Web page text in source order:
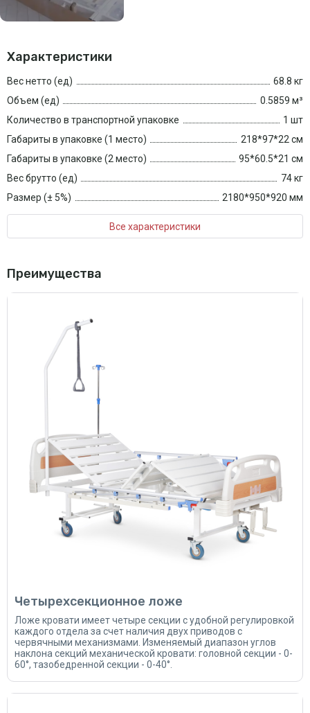
Характеристики
Вес нетто (ед)
68.8 кг
Объем (ед)
0.5859 м³
Количество в транспортной упаковке
1 шт
Габариты в упаковке (1 место)
218*97*22 см
Габариты в упаковке (2 место)
95*60.5*21 см
Вес брутто (ед)
74 кг
Размер (± 5%)
2180*950*920 мм
Все характеристики
Преимущества
Четырехсекционное ложе
Ложе кровати имеет четыре секции с удобной регулировкой
каждого отдела за счет наличия двух приводов с
червячными механизмами. Изменяемый диапазон углов
наклона секций механической кровати: головной секции - 0-
60°, тазобедренной секции - 0-40°.